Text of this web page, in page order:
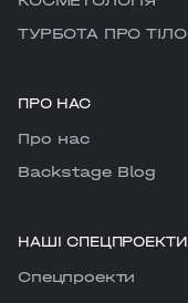
ТУРБОТА ПРО ТІЛО
ПРО НАС
Про нас
Backstage Blog
НАШІ СПЕЦПРОЕКТИ
Cпецпроекти